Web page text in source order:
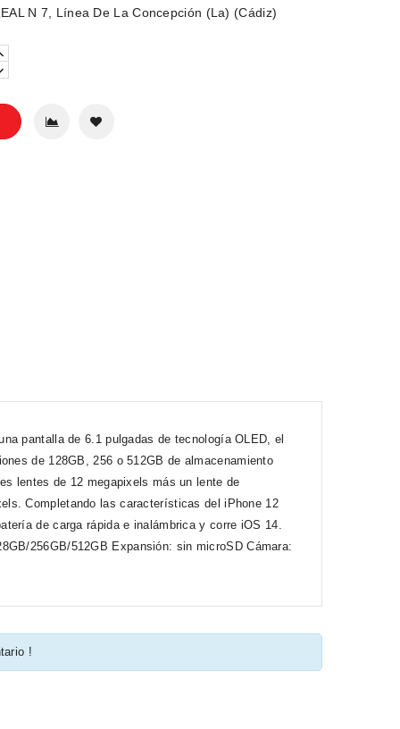
N 7, Línea De La Concepción (La) (Cádiz)
pantalla de 6.1 pulgadas de tecnología OLED, el
de 128GB, 256 o 512GB de almacenamiento
lentes de 12 megapixels más un lente de
Completando las características del iPhone 12
de carga rápida e inalámbrica y corre iOS 14.
256GB/512GB Expansión: sin microSD Cámara:
!